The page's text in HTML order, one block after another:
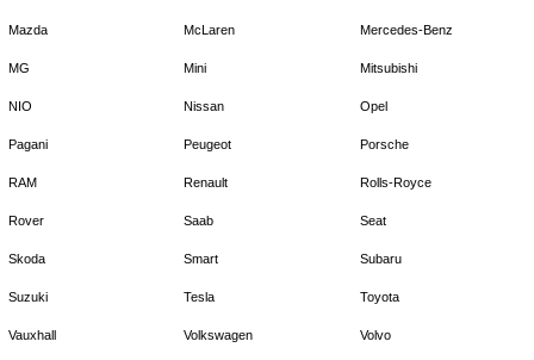
Mazda McLaren Mercedes-Benz
MG Mini Mitsubishi
NIO Nissan Opel
Pagani Peugeot Porsche
RAM Renault Rolls-Royce
Rover Saab Seat
Skoda Smart Subaru
Suzuki Tesla Toyota
Vauxhall Volkswagen Volvo